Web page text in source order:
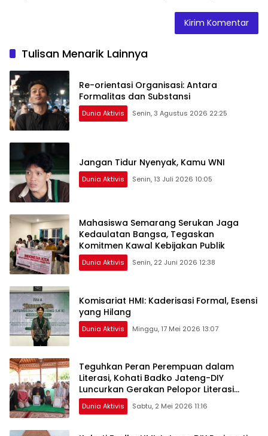
Tulisan Menarik Lainnya
Re-orientasi Organisasi: Antara
Formalitas dan Substansi
Dunia Aktivis Senin, 3 Agustus 2026 22:25
Jangan Tidur Nyenyak, Kamu WNI
Dunia Aktivis Senin, 13 Juli 2026 10:05
Mahasiswa Semarang Serukan Jaga
Kedaulatan Bangsa, Tegaskan
Komitmen Kawal Kebijakan Publik
Dunia Aktivis Senin, 22 Juni 2026 12:38
Komisariat HMI: Kaderisasi Formal, Esensi
yang Hilang
Dunia Aktivis Minggu, 17 Mei 2026 13:07
Teguhkan Peran Perempuan dalam
Literasi, Kohati Badko Jateng-DIY
Luncurkan Gerakan Pelopor Literasi
(GPL) di Rembang
Dunia Aktivis Sabtu, 2 Mei 2026 11:16